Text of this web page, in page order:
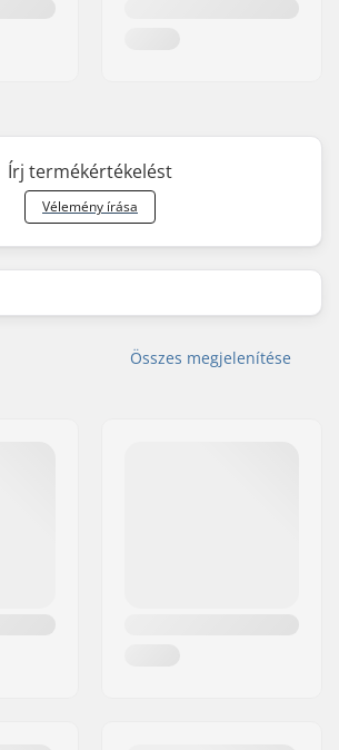
Írj termékértékelést
Vélemény írása
Összes megjelenítése